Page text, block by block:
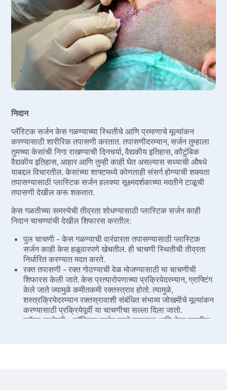
निदान
प्लॅस्टिक सर्जन केस गळण्याच्या स्थितीचे आणि प्रमाणाचे मूल्यांकन
करण्यासाठी शारीरिक तपासणी करतात. तपासणीदरम्यान, सर्जन तुम्हाला
तुमच्या केसांची निगा राखण्याची दिनचर्या, वैद्यकीय इतिहास, कौटुंबिक
वैद्यकीय इतिहास, आहार आणि तुम्ही काही घेत असल्यास सध्याची औषधे
याबद्दल विचारतील. केसांच्या शाफ्टमध्ये कोणताही संसर्ग होण्याची शक्यता
तपासण्यासाठी प्लास्टिक सर्जन हलक्या सूक्ष्मदर्शकाच्या मदतीने टाळूची
तपासणी देखील करू शकतात.
केस गळतीच्या समस्येची तीव्रता शोधण्यासाठी प्लास्टिक सर्जन काही
निदान चाचण्यांची देखील शिफारस करतील:
पुल चाचणी – केस गळण्याची वारंवारता तपासण्यासाठी प्लास्टिक
सर्जन काही केस हळूवारपणे खेचतील. ही चाचणी स्थितीची तीव्रता
निर्धारित करण्यात मदत करते.
रक्त तपासणी – रक्त गोठण्याची वेळ मोजण्यासाठी या चाचणीची
शिफारस केली जाते. केस प्रत्यारोपणाच्या प्रक्रियेदरम्यान, ग्राफ्टिंग
केले जाते ज्यामुळे कमीतकमी रक्तस्त्राव होतो. त्यामुळे,
शस्त्रक्रियेदरम्यान रक्तस्रावाशी संबंधित संभाव्य जोखमीचे मूल्यांकन
करण्यासाठी प्रक्रियेपूर्वी या चाचणीचा सल्ला दिला जातो.
स्कॅल्प बायोप्सी – प्लॅस्टिक सर्जन नमुने काढतात आणि केस गळतीस